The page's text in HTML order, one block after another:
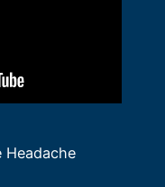
Headache